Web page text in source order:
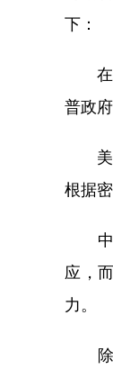
下：
在2
普政
美国
根据
中东
应，
力。
除取